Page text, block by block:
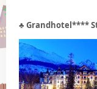
♣Grandhotel****